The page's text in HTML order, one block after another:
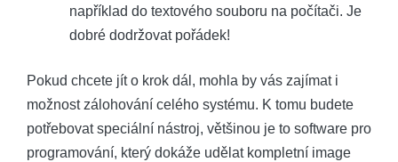
například do textového souboru na počítači. Je
dobré dodržovat pořádek!
Pokud chcete jít o krok dál, mohla by vás zajímat i
možnost zálohování celého systému. K tomu budete
potřebovat speciální nástroj, většinou je to software pro
programování, který dokáže udělat kompletní image